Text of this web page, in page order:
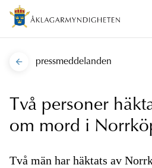
pressmeddelanden
Två personer
om mord i
Två män har häktats av